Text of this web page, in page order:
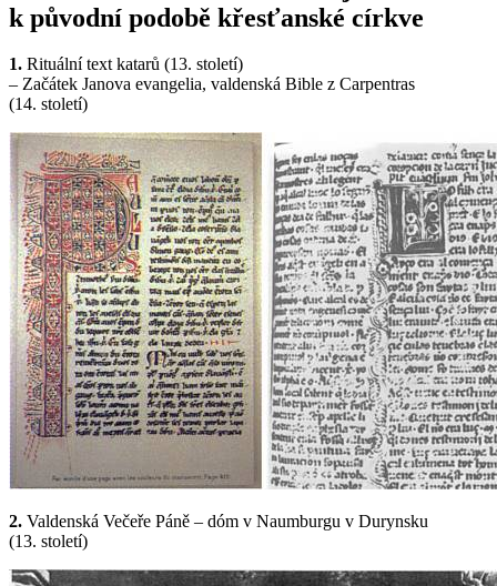
k původní podobě křesťanské církve
1. Rituální text katarů (13. století)
– Začátek Janova evangelia, valdenská Bible z Carpentras
(14. století)
2. Valdenská Večeře Páně – dóm v Naumburgu v Durynsku
(13. století)